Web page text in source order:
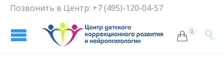
Позвонить в Центр: +7 (495)-120-04-57
 0 